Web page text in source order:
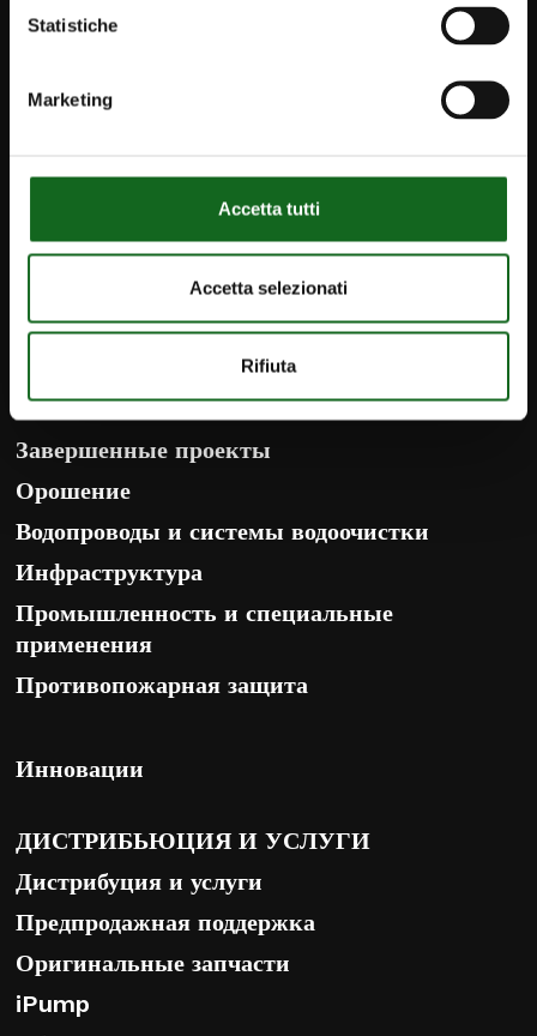
Statistiche
Marketing
Accetta tutti
Accetta selezionati
Rifiuta
Новости
info@caprari.it
Русский
ПРОДУКТЫ
РЕШЕНИЯ
Завершенные проекты
Орошение
Водопроводы и системы водоочистки
Инфраструктура
Промышленность и специальные
применения
Противопожарная защита
Инновации
ДИСТРИБЬЮЦИЯ И УСЛУГИ
Дистрибуция и услуги
Предпродажная поддержка
Оригинальные запчасти
iPump